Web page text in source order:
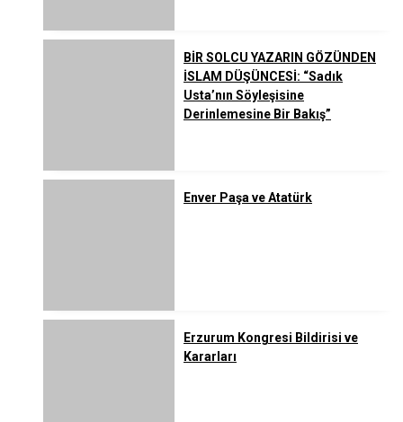
BİR SOLCU YAZARIN GÖZÜNDEN
İSLAM DÜŞÜNCESİ: “Sadık
Usta’nın Söyleşisine
Derinlemesine Bir Bakış”
Enver Paşa ve Atatürk
Erzurum Kongresi Bildirisi ve
Kararları